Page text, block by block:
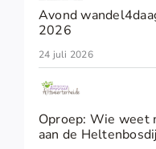
Avond
2026
24 juli 2026
Oproep: Wie weet
aan de